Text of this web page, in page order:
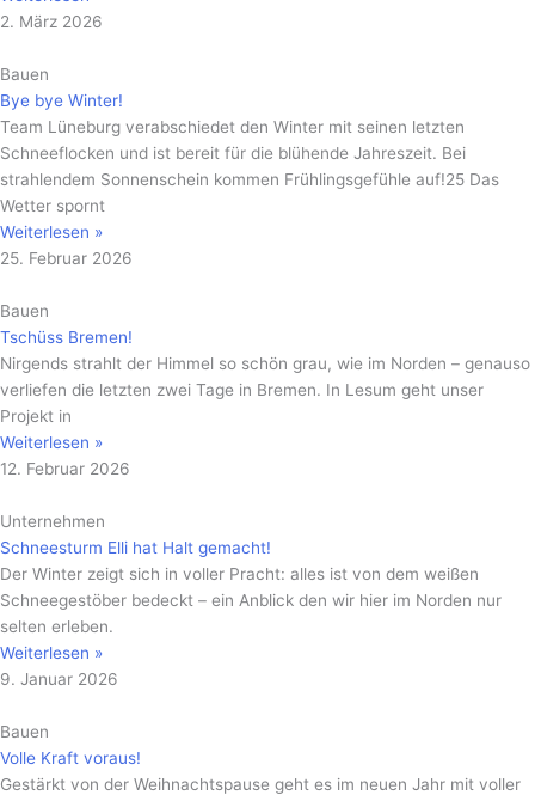
2. März 2026
Bauen
Bye bye Winter!
Team Lüneburg verabschiedet den Winter mit seinen letzten
Schneeflocken und ist bereit für die blühende Jahreszeit. Bei
strahlendem Sonnenschein kommen Frühlingsgefühle auf!25 Das
Wetter spornt
Weiterlesen »
25. Februar 2026
Bauen
Tschüss Bremen!
Nirgends strahlt der Himmel so schön grau, wie im Norden – genauso
verliefen die letzten zwei Tage in Bremen. In Lesum geht unser
Projekt in
Weiterlesen »
12. Februar 2026
Unternehmen
Schneesturm Elli hat Halt gemacht!
Der Winter zeigt sich in voller Pracht: alles ist von dem weißen
Schneegestöber bedeckt – ein Anblick den wir hier im Norden nur
selten erleben.
Weiterlesen »
9. Januar 2026
Bauen
Volle Kraft voraus!
Gestärkt von der Weihnachtspause geht es im neuen Jahr mit voller